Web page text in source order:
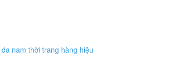
nam thời trang hàng hiệu